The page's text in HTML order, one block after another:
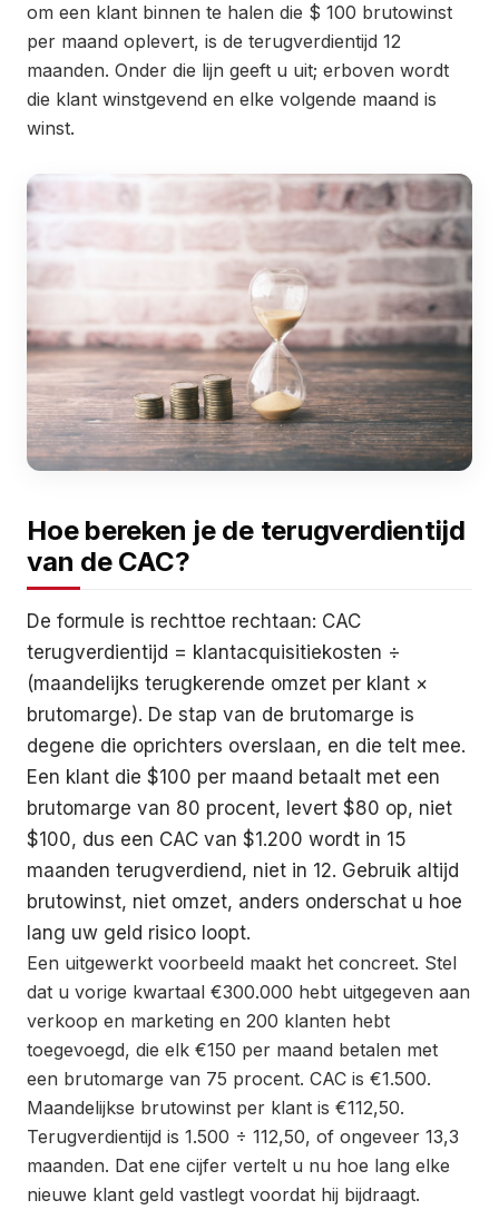
om een klant binnen te halen die $ 100 brutowinst
per maand oplevert, is de terugverdientijd 12
maanden. Onder die lijn geeft u uit; erboven wordt
die klant winstgevend en elke volgende maand is
winst.
Hoe bereken je de terugverdientijd
van de CAC?
De formule is rechttoe rechtaan: CAC
terugverdientijd = klantacquisitiekosten ÷
(maandelijks terugkerende omzet per klant ×
brutomarge). De stap van de brutomarge is
degene die oprichters overslaan, en die telt mee.
Een klant die $100 per maand betaalt met een
brutomarge van 80 procent, levert $80 op, niet
$100, dus een CAC van $1.200 wordt in 15
maanden terugverdiend, niet in 12. Gebruik altijd
brutowinst, niet omzet, anders onderschat u hoe
lang uw geld risico loopt.
Een uitgewerkt voorbeeld maakt het concreet. Stel
dat u vorige kwartaal €300.000 hebt uitgegeven aan
verkoop en marketing en 200 klanten hebt
toegevoegd, die elk €150 per maand betalen met
een brutomarge van 75 procent. CAC is €1.500.
Maandelijkse brutowinst per klant is €112,50.
Terugverdientijd is 1.500 ÷ 112,50, of ongeveer 13,3
maanden. Dat ene cijfer vertelt u nu hoe lang elke
nieuwe klant geld vastlegt voordat hij bijdraagt.